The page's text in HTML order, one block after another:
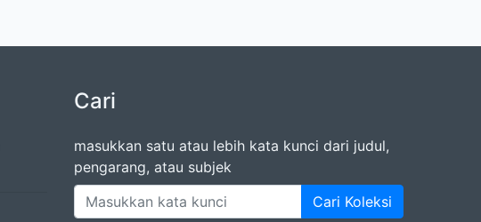
Cari
masukkan satu atau lebih kata kunci dari judul,
pengarang, atau subjek
Cari Koleksi